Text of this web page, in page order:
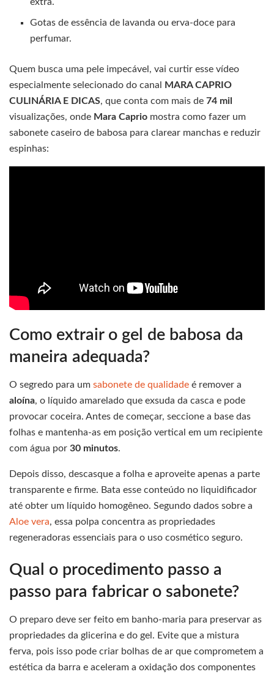
extra.
Gotas de essência de lavanda ou erva-doce para
perfumar.
Quem busca uma pele impecável, vai curtir esse vídeo
especialmente selecionado do canal
MARA CAPRIO
CULINÁRIA E DICAS, que conta com mais de 74 mil
visualizações, onde Mara Caprio mostra como fazer um
sabonete caseiro de babosa para clarear manchas e reduzir
espinhas:
Como extrair o gel de babosa da
maneira adequada?
O segredo para um sabonete de qualidade é remover a
aloína, o líquido amarelado que exsuda da casca e pode
provocar coceira. Antes de começar, seccione a base das
folhas e mantenha-as em posição vertical em um recipiente
com água por 30 minutos.
Depois disso, descasque a folha e aproveite apenas a parte
transparente e firme. Bata esse conteúdo no liquidificador
até obter um líquido homogêneo. Segundo dados sobre a
Aloe vera, essa polpa concentra as propriedades
regeneradoras essenciais para o uso cosmético seguro.
Qual o procedimento passo a
passo para fabricar o sabonete?
O preparo deve ser feito em banho-maria para preservar as
propriedades da glicerina e do gel. Evite que a mistura
ferva, pois isso pode criar bolhas de ar que comprometem a
estética da barra e aceleram a oxidação dos componentes